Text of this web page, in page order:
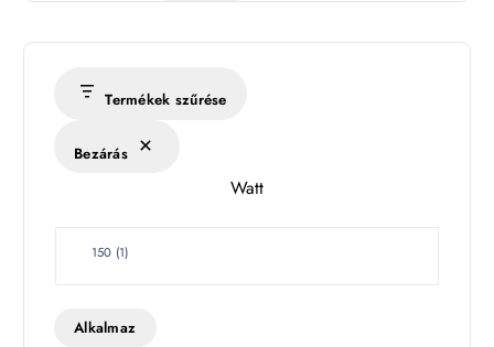
é
s
k
Termékek szűrése
Bezárás
Watt
W
t
150 (1)
Alkalmaz